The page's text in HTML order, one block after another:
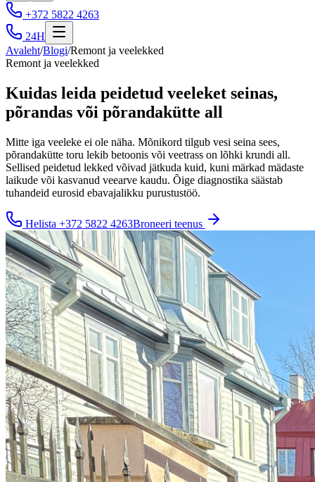
+372 5822 4263
24H
Avaleht/Blogi/Remont ja veelekked
Remont ja veelekked
Kuidas leida peidetud veeleket seinas,
põrandas või põrandakütte all
Mitte iga veeleke ei ole näha. Mõnikord tilgub vesi seina sees,
põrandakütte toru lekib betoonis või veetrass on lõhki krundi all.
Sellised peidetud lekked võivad jätkuda kuid, kuni märkad mädaste
laikude või kasvanud veearve kaudu. Õige diagnostika säästab
tuhandeid eurosid ebavajalikku purustustöö.
Helista +372 5822 4263Broneeri teenus